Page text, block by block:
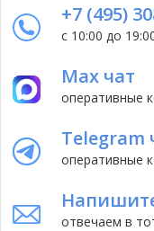
+7 (495)
с 10:00 до
Max чат
оперативные
Telegram
оперативные
отвечаем в